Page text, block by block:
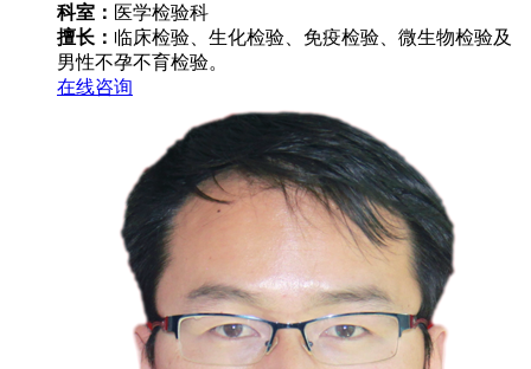
科室： 医学检验科
擅长： 临床检验、生化检验、免疫检验、微生物检验及
男性不孕不育检验。
在线咨询